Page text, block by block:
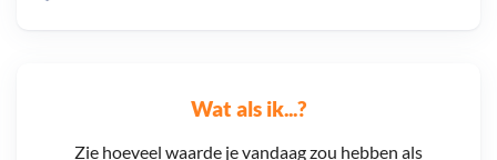
Wat als ik...?
Zie hoeveel waarde je vandaag zou hebben als